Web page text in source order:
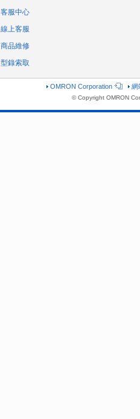
客服中心
線上客服
商品維修
型錄索取
OMRON Corporation 網
© Copyright OMRON